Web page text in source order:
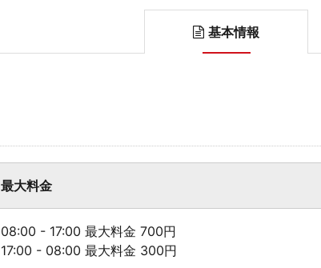
基本情報
最大料金
08:00 - 17:00 最大料金 700円
17:00 - 08:00 最大料金 300円